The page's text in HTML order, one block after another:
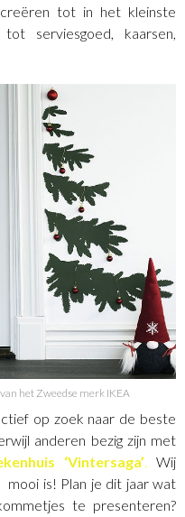
tot in het kleinste
serviesgoed, kaarsen,
het Zweedse merk IKEA
op zoek naar de beste
anderen bezig zijn met
‘Vintersaga’. Wij
mooi is! Plan je dit jaar wat
te presenteren?